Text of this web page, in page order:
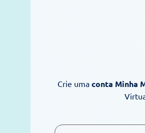
Crie uma conta Minha